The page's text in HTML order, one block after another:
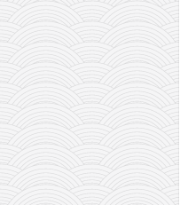
momenti i mesta
bonus sadržaj
Svetlopis
zakonopravilo
duhovni otac
pravoslavlje
zabranjena istorija